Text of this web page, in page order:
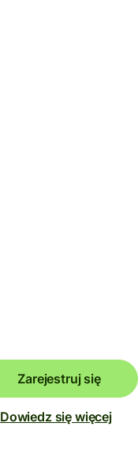
Zarejestruj się
Dowiedz się więcej